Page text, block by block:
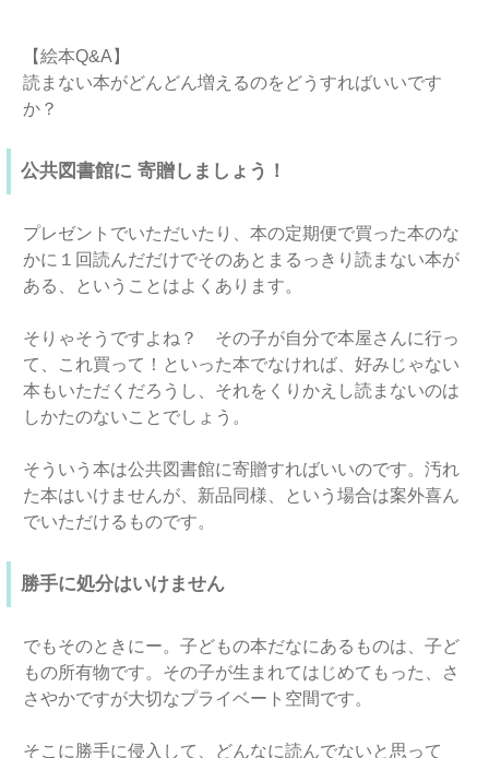
【絵本Q&A】
読まない本がどんどん増えるのをどうすればいいです
か？
公共図書館に 寄贈しましょう！
プレゼントでいただいたり、本の定期便で買った本のな
かに１回読んだだけでそのあとまるっきり読まない本が
ある、ということはよくあります。
そりゃそうですよね？ その子が自分で本屋さんに行っ
て、これ買って！といった本でなければ、好みじゃない
本もいただくだろうし、それをくりかえし読まないのは
しかたのないことでしょう。
そういう本は公共図書館に寄贈すればいいのです。汚れ
た本はいけませんが、新品同様、という場合は案外喜ん
でいただけるものです。
勝手に処分はいけません
でもそのときにー。子どもの本だなにあるものは、子ど
もの所有物です。その子が生まれてはじめてもった、さ
さやかですが大切なプライベート空間です。
そこに勝手に侵入して、どんなに読んでないと思って